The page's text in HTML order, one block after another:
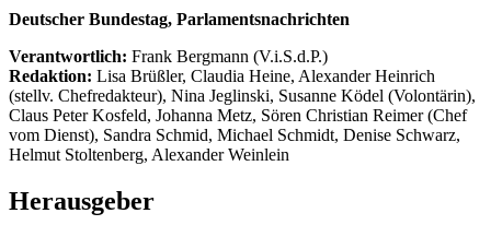
Deutscher Bundestag, Parlamentsnachrichten
Verantwortlich: Frank Bergmann (V.i.S.d.P.)
Redaktion: Lisa Brüßler, Claudia Heine, Alexander Heinrich
(stellv. Chefredakteur), Nina Jeglinski, Susanne Ködel (Volontärin),
Claus Peter Kosfeld, Johanna Metz, Sören Christian Reimer (Chef
vom Dienst), Sandra Schmid, Michael Schmidt, Denise Schwarz,
Helmut Stoltenberg, Alexander Weinlein
Herausgeber